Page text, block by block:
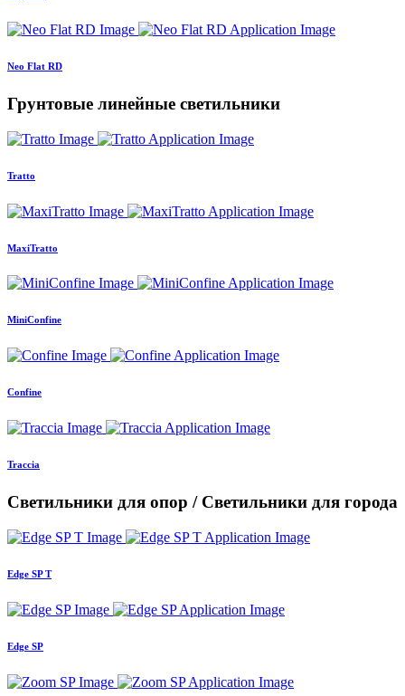
Neo Flat RD
Грунтовые линейные светильники
Tratto
MaxiTratto
MiniConfine
Confine
Traccia
Светильники для опор / Светильники для города
Edge SP T
Edge SP